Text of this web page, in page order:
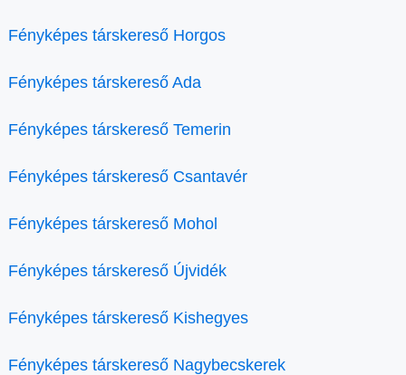
Fényképes társkereső Horgos
Fényképes társkereső Ada
Fényképes társkereső Temerin
Fényképes társkereső Csantavér
Fényképes társkereső Mohol
Fényképes társkereső Újvidék
Fényképes társkereső Kishegyes
Fényképes társkereső Nagybecskerek